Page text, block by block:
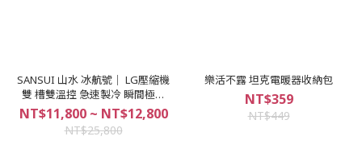
SANSUI 山水 冰航號｜ LG壓縮機
雙 槽雙溫控 急速製冷 瞬間極凍
SL-G56 SL-G40冰箱
NT$11,800 ~ NT$12,800
NT$25,800
樂活不露 坦克電暖器收納包
NT$359
NT$449